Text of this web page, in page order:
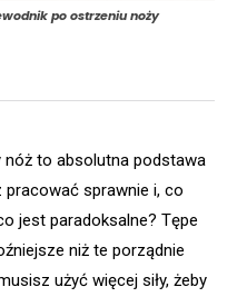
po ostrzeniu noży
nóż to absolutna podstawa
sprawnie i, co
jest paradoksalne? Tępe
niż te porządnie
użyć więcej siły, żeby